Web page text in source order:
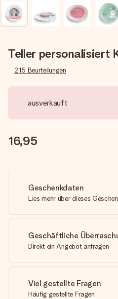
Teller personalisiert
215 Beurteilungen
ausverkauft
16,95
Geschenkdaten
Lies mehr über dieses
Geschäftliche
Direkt ein Angebot anfragen
Viel gestellte Fragen
Häufig gestellte Fragen